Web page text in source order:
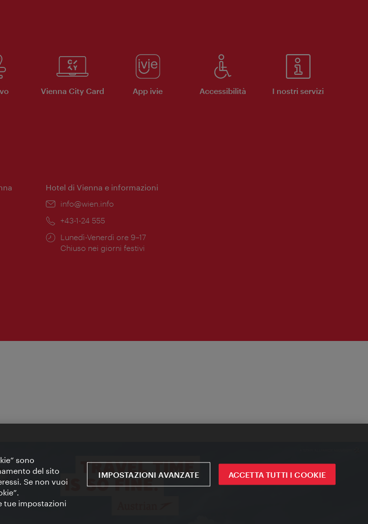
Vienna City Card App ivie Accessibilità I nostri servizi
Hotel di Vienna e informazioni
Email:
info@wien.info
Telefono:
+43-1-24 555
Orari
di
Lunedì-Venerdì ore 9–17
Chiuso nei giorni festivi
sono
del sito
Se non vuoi
tue impostazioni
IMPOSTAZIONI AVANZATE ACCETTA TUTTI I COOKIE